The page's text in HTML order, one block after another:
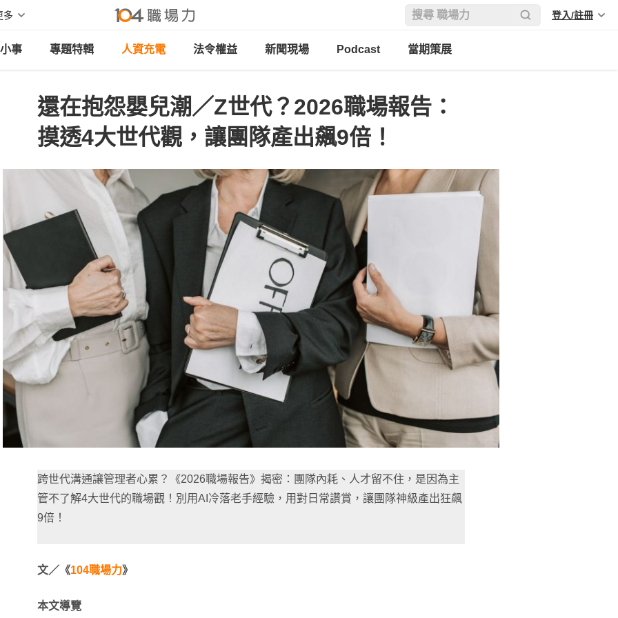
多 登入/註冊
事 專題特輯 人資充電 法令權益 新聞現場 Podcast 當期策展
還在抱怨嬰兒潮／Z世代？2026職場報告：
摸透4大世代觀，讓團隊產出飆9倍！
跨世代溝通讓管理者心累？《2026職場報告》揭密：團隊內耗、人才留不住，是因為主
管不了解4大世代的職場觀！別用AI冷落老手經驗，用對日常讚賞，讓團隊神級產出狂飆
9倍！
文／《104職場力》
本文導覽